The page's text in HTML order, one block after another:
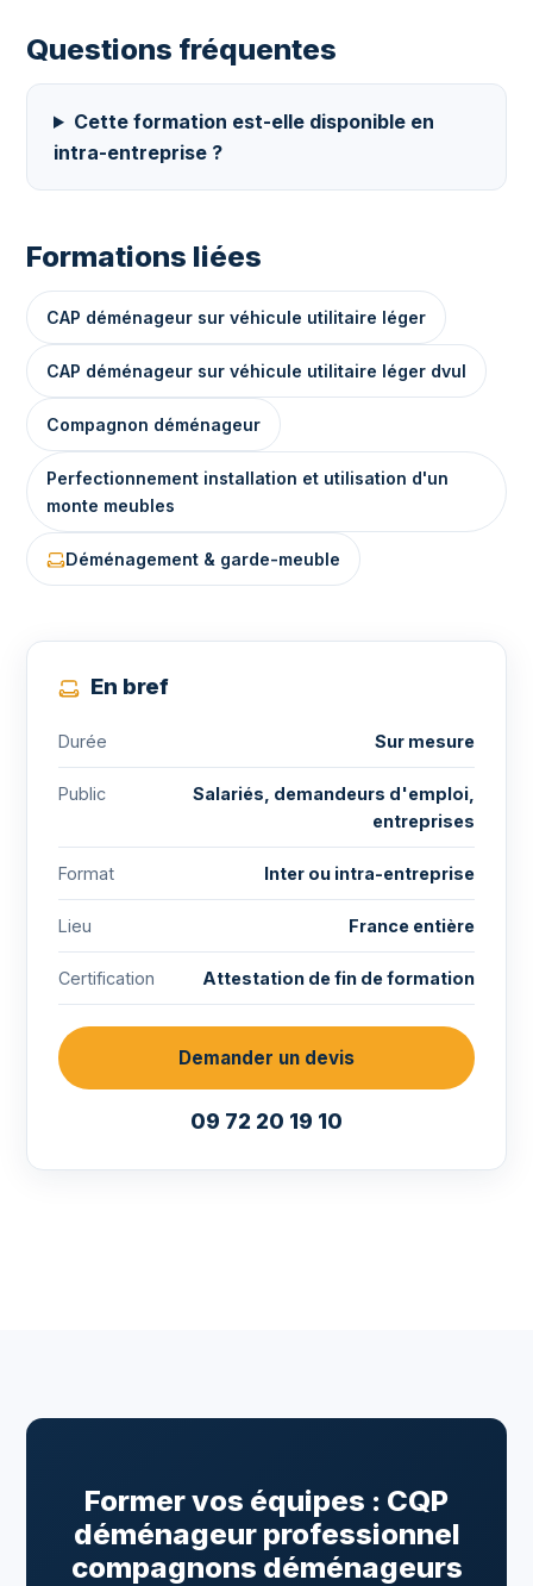
Questions fréquentes
Cette formation est-elle disponible en
intra-entreprise ?
Formations liées
CAP déménageur sur véhicule utilitaire léger
CAP déménageur sur véhicule utilitaire léger dvul
Compagnon déménageur
Perfectionnement installation et utilisation d'un
monte meubles
Déménagement & garde-meuble
En bref
Durée Sur mesure
Public
Salariés, demandeurs d'emploi,
entreprises
Format Inter ou intra-entreprise
Lieu France entière
Certification Attestation de fin de formation
Demander un devis
09 72 20 19 10
Former vos équipes : CQP
déménageur professionnel
compagnons déménageurs